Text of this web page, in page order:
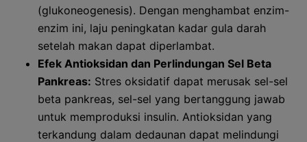
(glukoneogenesis). Dengan menghambat enzim-
enzim ini, laju peningkatan kadar gula darah
setelah makan dapat diperlambat.
Efek Antioksidan dan Perlindungan Sel Beta
Pankreas: Stres oksidatif dapat merusak sel-sel
beta pankreas, sel-sel yang bertanggung jawab
untuk memproduksi insulin. Antioksidan yang
terkandung dalam dedaunan dapat melindungi